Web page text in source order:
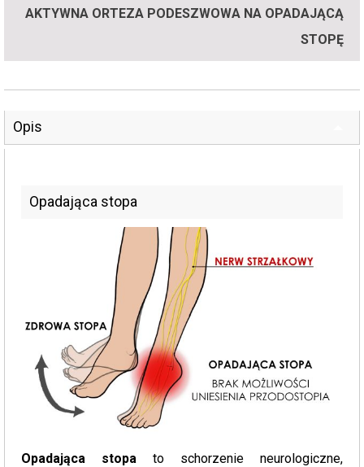
AKTYWNA ORTEZA PODESZWOWA NA OPADAJĄCĄ
STOPĘ
Opis
Opadająca stopa
Opadająca stopa to schorzenie neurologiczne,